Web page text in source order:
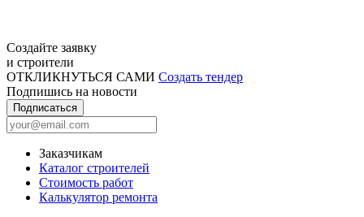
Создайте заявку
и строители
ОТКЛИКНУТЬСЯ САМИ Создать тендер
Подпишись на новости
Подписаться
Заказчикам
Каталог строителей
Стоимость работ
Калькулятор ремонта